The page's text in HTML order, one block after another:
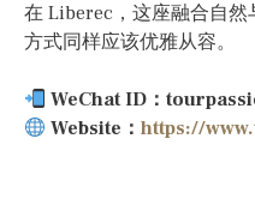
在 Liberec，这座融合自
方式同样应该优雅从容。
WeChat ID：
Website：https://